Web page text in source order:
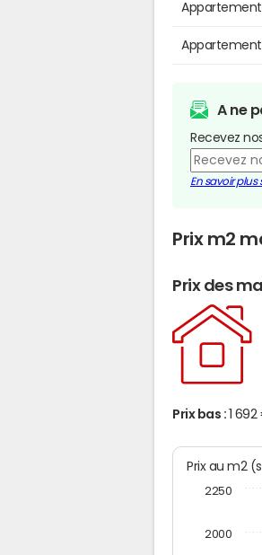
A ne
Recevez
En savoir
Prix m2
Prix des
Prix bas : 1
2000
2250